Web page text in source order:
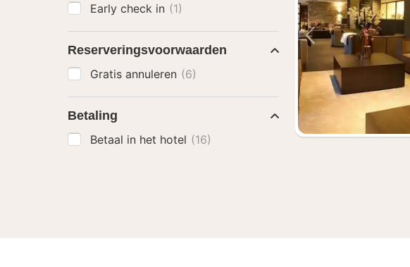
Vorige foto
Early check in (1)
Reserveringsvoorwaarden
Gratis annuleren (6)
Betaling
Betaal in het hotel (16)